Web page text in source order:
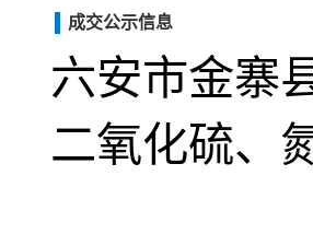
成交公示信息
六安市金寨
二氧化硫、